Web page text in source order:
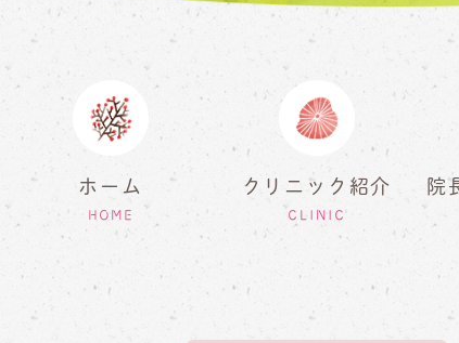
ホーム
HOME
クリニック紹介
CLINIC
院